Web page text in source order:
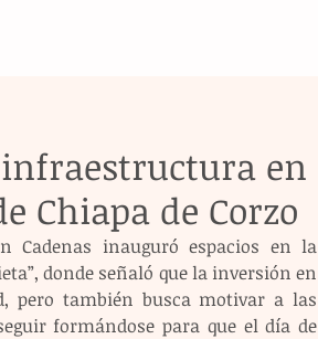
en
Chiapa de Corzo
Cadenas inauguró espacios en la
donde señaló que la inversión en
pero también busca motivar a las
formándose para que el día de